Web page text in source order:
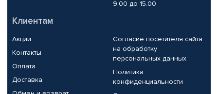
9.00 до 15.00
Клиентам
Акции
Контакты
Оплата
Доставка
Согласие посетителя сайта
на обработку
персональных данных
Политика
конфиденциальности